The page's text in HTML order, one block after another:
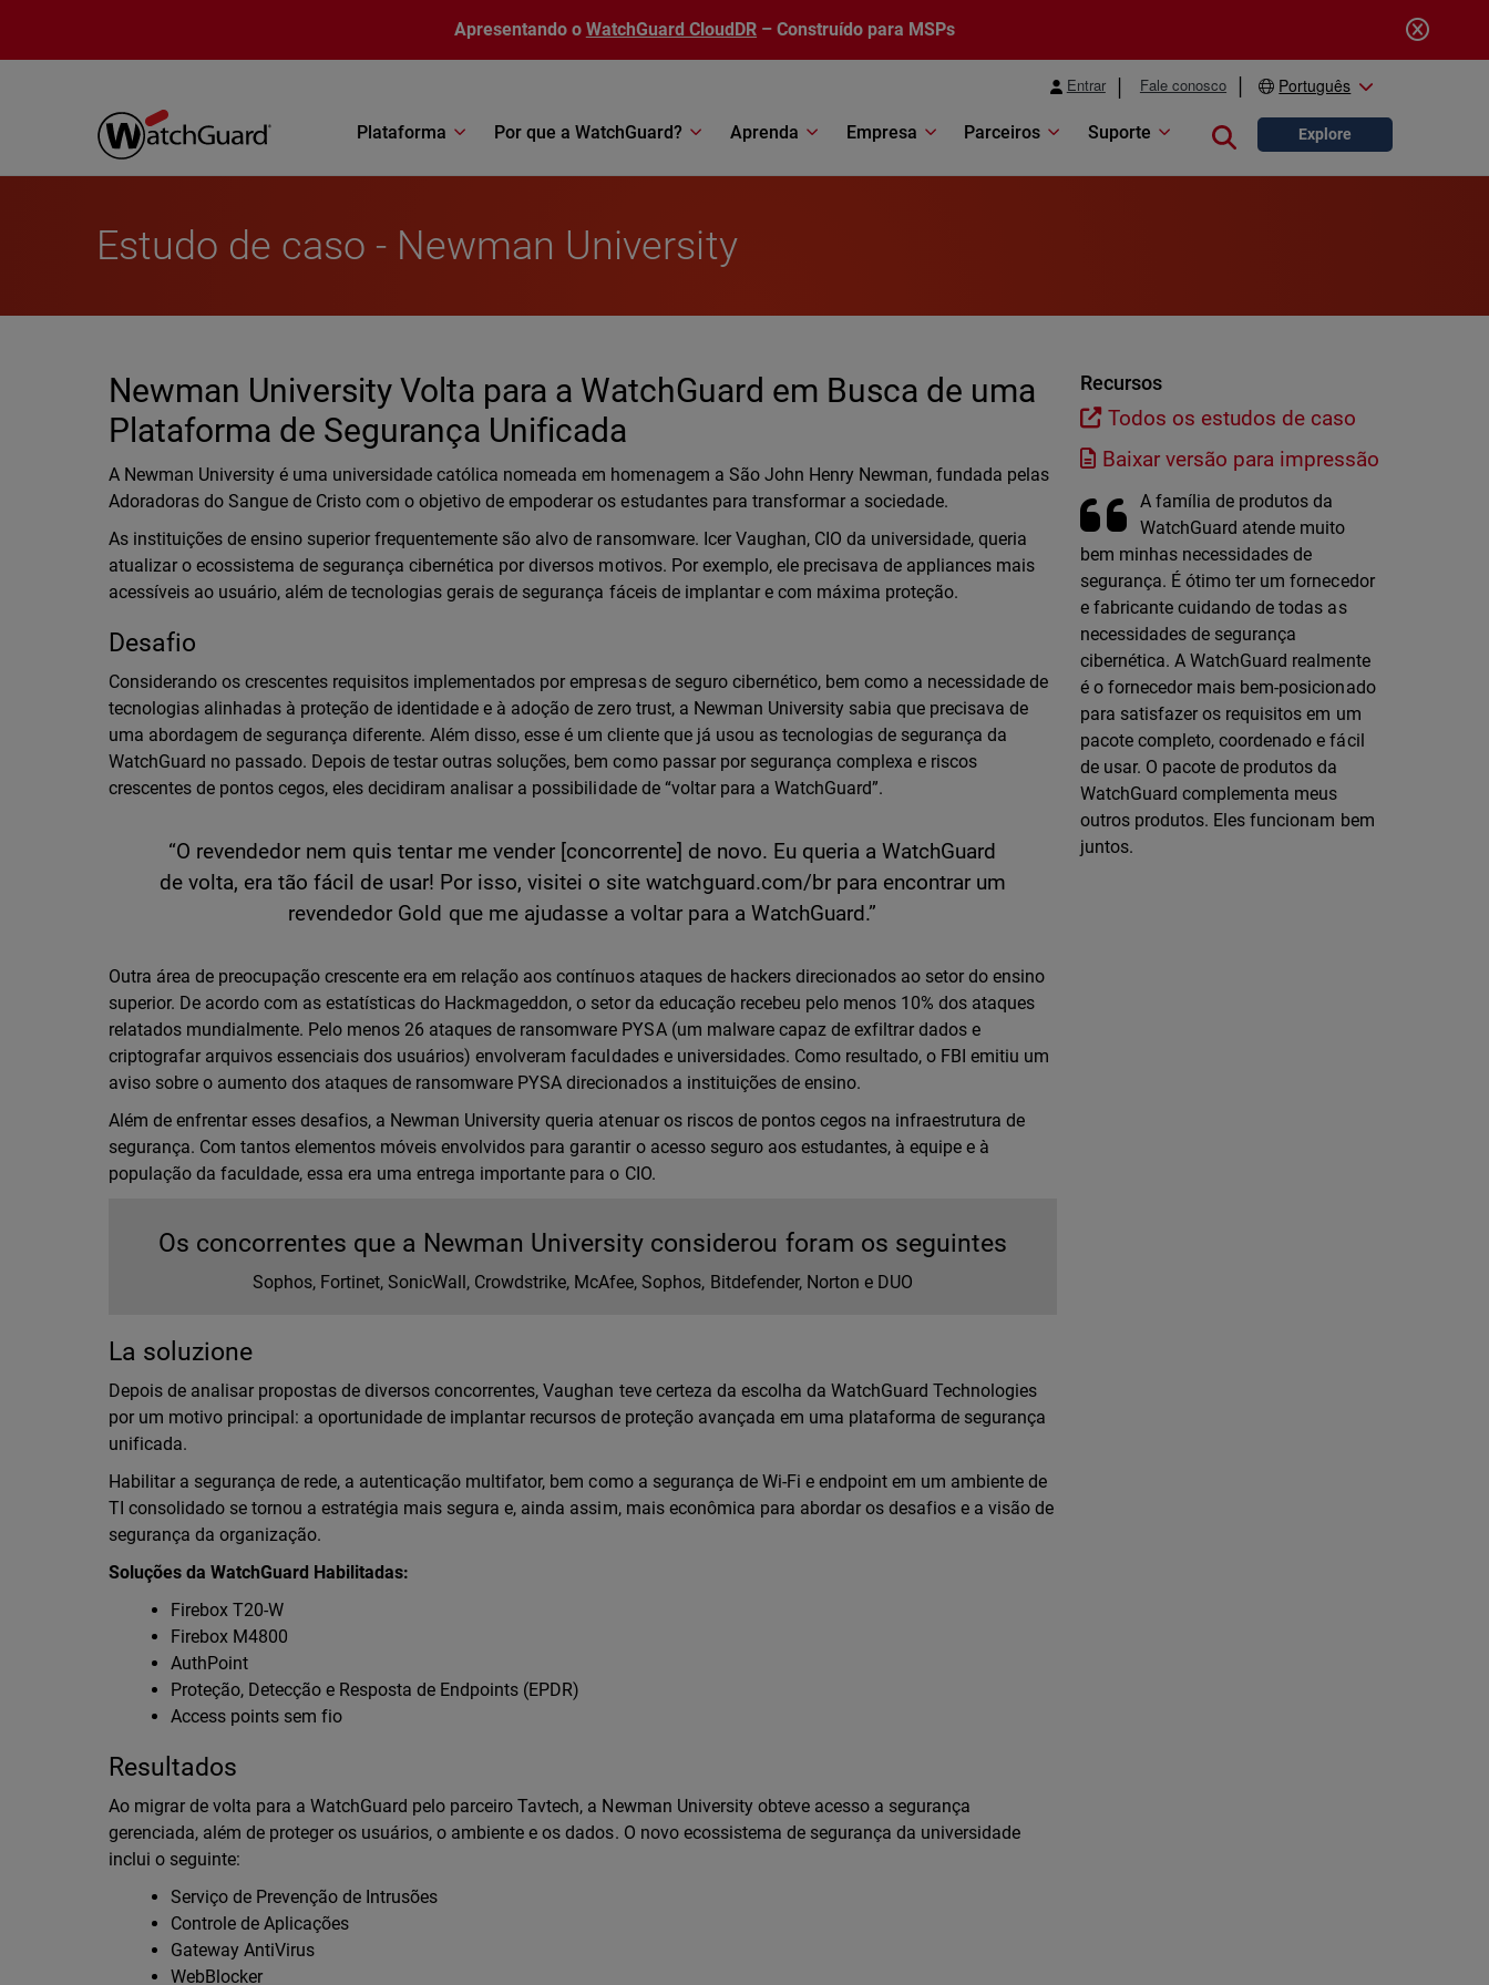
Apresentando o WatchGuard CloudDR – Construído para MSPs
Entrar Fale conosco Português
Plataforma Por que a WatchGuard? Aprenda Empresa Parceiros Suporte Close search
Explore
Estudo de caso - Newman University
Newman University Volta para a WatchGuard em Busca de uma
Plataforma de Segurança Unificada
A Newman University é uma universidade católica nomeada em homenagem a São John Henry Newman, fundada pelas
Adoradoras do Sangue de Cristo com o objetivo de empoderar os estudantes para transformar a sociedade.
As instituições de ensino superior frequentemente são alvo de ransomware. Icer Vaughan, CIO da universidade, queria
atualizar o ecossistema de segurança cibernética por diversos motivos. Por exemplo, ele precisava de appliances mais
acessíveis ao usuário, além de tecnologias gerais de segurança fáceis de implantar e com máxima proteção.
Desafio
Considerando os crescentes requisitos implementados por empresas de seguro cibernético, bem como a necessidade de
tecnologias alinhadas à proteção de identidade e à adoção de zero trust, a Newman University sabia que precisava de
uma abordagem de segurança diferente. Além disso, esse é um cliente que já usou as tecnologias de segurança da
WatchGuard no passado. Depois de testar outras soluções, bem como passar por segurança complexa e riscos
crescentes de pontos cegos, eles decidiram analisar a possibilidade de “voltar para a WatchGuard”.
“O revendedor nem quis tentar me vender [concorrente] de novo. Eu queria a WatchGuard
de volta, era tão fácil de usar! Por isso, visitei o site watchguard.com/br para encontrar um
revendedor Gold que me ajudasse a voltar para a WatchGuard.”
Outra área de preocupação crescente era em relação aos contínuos ataques de hackers direcionados ao setor do ensino
superior. De acordo com as estatísticas do Hackmageddon, o setor da educação recebeu pelo menos 10% dos ataques
relatados mundialmente. Pelo menos 26 ataques de ransomware PYSA (um malware capaz de exfiltrar dados e
criptografar arquivos essenciais dos usuários) envolveram faculdades e universidades. Como resultado, o FBI emitiu um
aviso sobre o aumento dos ataques de ransomware PYSA direcionados a instituições de ensino.
Além de enfrentar esses desafios, a Newman University queria atenuar os riscos de pontos cegos na infraestrutura de
segurança. Com tantos elementos móveis envolvidos para garantir o acesso seguro aos estudantes, à equipe e à
população da faculdade, essa era uma entrega importante para o CIO.
Os concorrentes que a Newman University considerou foram os seguintes
Sophos, Fortinet, SonicWall, Crowdstrike, McAfee, Sophos, Bitdefender, Norton e DUO
La soluzione
Depois de analisar propostas de diversos concorrentes, Vaughan teve certeza da escolha da WatchGuard Technologies
por um motivo principal: a oportunidade de implantar recursos de proteção avançada em uma plataforma de segurança
unificada.
Habilitar a segurança de rede, a autenticação multifator, bem como a segurança de Wi-Fi e endpoint em um ambiente de
TI consolidado se tornou a estratégia mais segura e, ainda assim, mais econômica para abordar os desafios e a visão de
segurança da organização.
Soluções da WatchGuard Habilitadas:
Firebox T20-W
Firebox M4800
AuthPoint
Proteção, Detecção e Resposta de Endpoints (EPDR)
Access points sem fio
Resultados
Ao migrar de volta para a WatchGuard pelo parceiro Tavtech, a Newman University obteve acesso a segurança
gerenciada, além de proteger os usuários, o ambiente e os dados. O novo ecossistema de segurança da universidade
inclui o seguinte:
Serviço de Prevenção de Intrusões
Controle de Aplicações
Gateway AntiVirus
WebBlocker
Recursos
Todos os estudos de caso
Baixar versão para impressão
A família de produtos da
WatchGuard atende muito
bem minhas necessidades de
segurança. É ótimo ter um fornecedor
e fabricante cuidando de todas as
necessidades de segurança
cibernética. A WatchGuard realmente
é o fornecedor mais bem-posicionado
para satisfazer os requisitos em um
pacote completo, coordenado e fácil
de usar. O pacote de produtos da
WatchGuard complementa meus
outros produtos. Eles funcionam bem
juntos.